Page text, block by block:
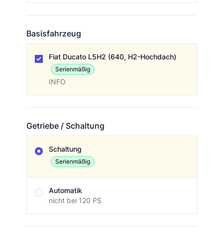
Basisfahrzeug
Fiat Ducato L5H2 (640, H2-Hochdach)
Serienmäßig
INFO
Getriebe / Schaltung
Schaltung
Serienmäßig
Automatik
nicht bei 120 PS